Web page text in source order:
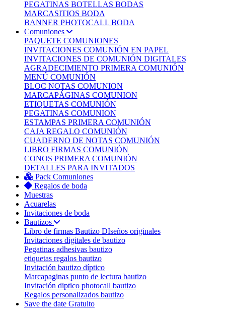
PEGATINAS BOTELLAS BODAS
MARCASITIOS BODA
BANNER PHOTOCALL BODA
Comuniones
PAQUETE COMUNIONES
INVITACIONES COMUNIÓN EN PAPEL
INVITACIONES DE COMUNIÓN DIGITALES
AGRADECIMIENTO PRIMERA COMUNIÓN
MENÚ COMUNIÓN
BLOC NOTAS COMUNION
MARCAPÁGINAS COMUNION
ETIQUETAS COMUNIÓN
PEGATINAS COMUNION
ESTAMPAS PRIMERA COMUNIÓN
CAJA REGALO COMUNIÓN
CUADERNO DE NOTAS COMUNIÓN
LIBRO FIRMAS COMUNIÓN
CONOS PRIMERA COMUNIÓN
DETALLES PARA INVITADOS
Pack Comuniones
Regalos de boda
Muestras
Acuarelas
Invitaciones de boda
Bautizos
Libro de firmas Bautizo DIseños originales
Invitaciones digitales de bautizo
Pegatinas adhesivas bautizo
etiquetas regalos bautizo
Invitación bautizo díptico
Marcapaginas punto de lectura bautizo
Invitación diptico photocall bautizo
Regalos personalizados bautizo
Save the date Gratuito